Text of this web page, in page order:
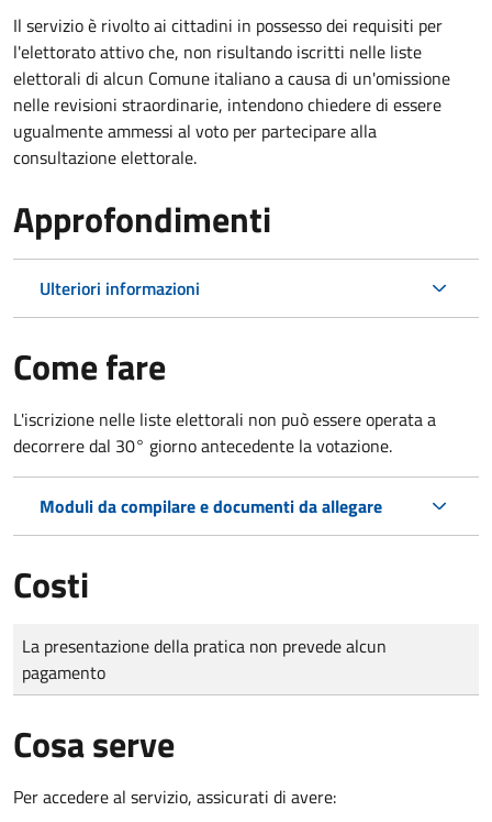
Il servizio è rivolto ai cittadini in possesso dei requisiti per
l'elettorato attivo che, non risultando iscritti nelle liste
elettorali di alcun Comune italiano a causa di un'omissione
nelle revisioni straordinarie, intendono chiedere di essere
ugualmente ammessi al voto per partecipare alla
consultazione elettorale.
Approfondimenti
Ulteriori informazioni
Come fare
L'iscrizione nelle liste elettorali non può essere operata a
decorrere dal 30° giorno antecedente la votazione.
Moduli da compilare e documenti da allegare
Costi
Tipo di pagamento
Importo
La presentazione della pratica non prevede alcun
pagamento
Cosa serve
Per accedere al servizio, assicurati di avere: